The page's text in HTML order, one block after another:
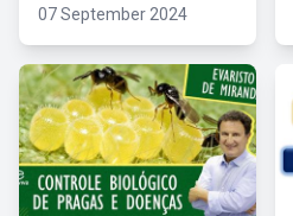
07 September 2024